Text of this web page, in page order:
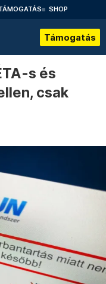
SHOP
Támogatás
s és
csak